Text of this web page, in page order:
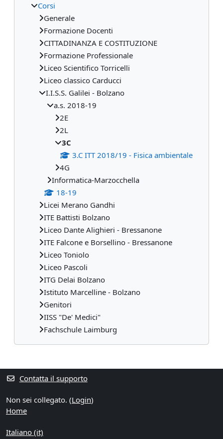
Corsi
Generale
Formazione Docenti
CITTADINANZA E COSTITUZIONE
Formazione Professionale
Liceo Scientifico Torricelli
Liceo classico Carducci
I.I.S.S. Galilei - Bolzano
a.s. 2018-19
2E
2L
3C
3.C ITT 2018/19 - Fisica ambientale
4G
Informatica-Marzocchella
18-19
Licei Merano Gandhi
ITE Battisti Bolzano
Liceo Dante Alighieri - Bressanone
ITE Falcone e Borsellino - Bressanone
Liceo Toniolo
Liceo Pascoli
ITG Delai Bolzano
Istituto Marcelline - Bolzano
Genitori
IISS "De' Medici"
Fachschule Laimburg
Blocchi supplementari
Contatta il supporto
Non sei collegato. (Login)
Home
Italiano ‎(it)‎